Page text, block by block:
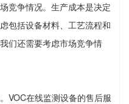
竞争情况。生产成本是决定
包括设备材料、工艺流程和
们还需要考虑市场竞争情
VOC在线监测设备的售后服